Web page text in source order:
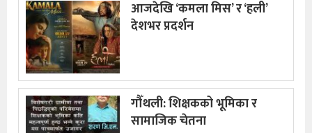
आजदेखि ‘कमला मिस’ र ‘हली’
देशभर प्रदर्शन
गौँथली: शिक्षकको भूमिका र
सामाजिक चेतना